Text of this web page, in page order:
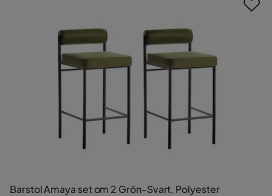
Barstol Amaya set om 2 Grön-Svart, Polyester